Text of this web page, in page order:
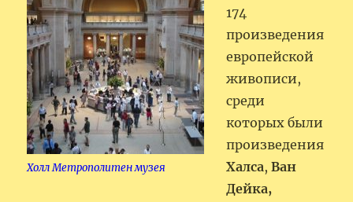
Холл Метрополитен музея
174
произведения
европейской
живописи,
среди
которых были
произведения
Халса,Ван
Дейка,